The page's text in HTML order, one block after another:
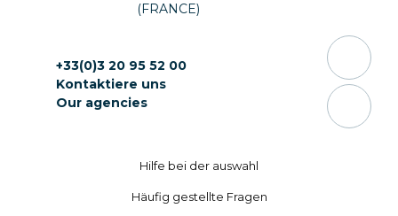
(FRANCE)
+33(0)3 20 95 52 00
Kontaktiere uns
Our agencies
Hilfe bei ​​der auswahl
Häufig gestellte Fragen